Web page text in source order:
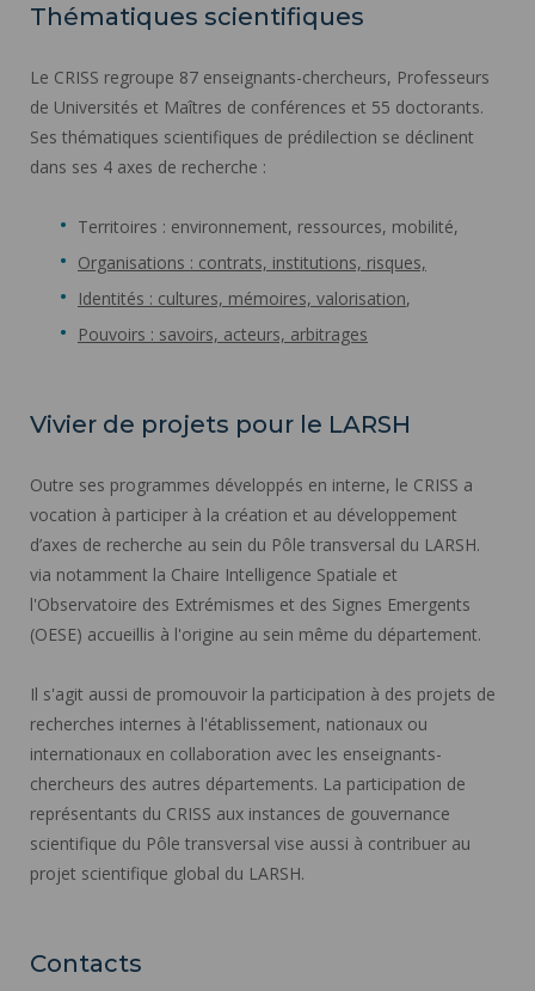
Thématiques scientifiques
Le CRISS regroupe 87 enseignants-chercheurs, Professeurs
de Universités et Maîtres de conférences et 55 doctorants.
Ses thématiques scientifiques de prédilection se déclinent
dans ses 4 axes de recherche :
Territoires : environnement, ressources, mobilité,
Organisations : contrats, institutions, risques,
Identités : cultures, mémoires, valorisation,
Pouvoirs : savoirs, acteurs, arbitrages
Vivier de projets pour le LARSH
Outre ses programmes développés en interne, le CRISS a
vocation à participer à la création et au développement
d’axes de recherche au sein du Pôle transversal du LARSH.
via notamment la Chaire Intelligence Spatiale et
l'Observatoire des Extrémismes et des Signes Emergents
(OESE) accueillis à l'origine au sein même du département.
Il s'agit aussi de promouvoir la participation à des projets de
recherches internes à l'établissement, nationaux ou
internationaux en collaboration avec les enseignants-
chercheurs des autres départements. La participation de
représentants du CRISS aux instances de gouvernance
scientifique du Pôle transversal vise aussi à contribuer au
projet scientifique global du LARSH.
Contacts